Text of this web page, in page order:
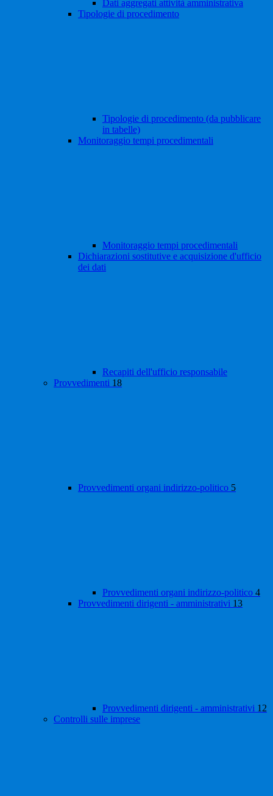
Dati aggregati attività amministrativa
Tipologie di procedimento
Tipologie di procedimento (da pubblicare
in tabelle)
Monitoraggio tempi procedimentali
Monitoraggio tempi procedimentali
Dichiarazioni sostitutive e acquisizione d'ufficio
dei dati
Recapiti dell'ufficio responsabile
Provvedimenti 18
Provvedimenti organi indirizzo-politico 5
Provvedimenti organi indirizzo-politico 4
Provvedimenti dirigenti - amministrativi 13
Provvedimenti dirigenti - amministrativi 12
Controlli sulle imprese